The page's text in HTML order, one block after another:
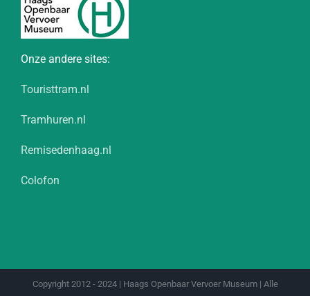
Onze andere sites:
Touristtram.nl
Tramhuren.nl
Remisedenhaag.nl
Colofon
Copyright 2012 - 2024 | Haags Openbaar Vervoer Museum | Alle